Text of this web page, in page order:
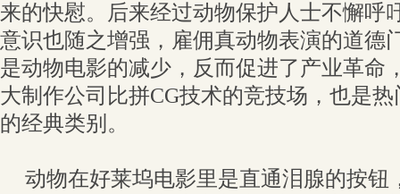
来的快慰。后来经过动物保护人士不懈呼
意识也随之增强，雇佣真动物表演的道德
是动物电影的减少，反而促进了产业革命
大制作公司比拼CG技术的竞技场，也是
的经典类别。
动物在好莱坞电影里是直通泪腺的按钮